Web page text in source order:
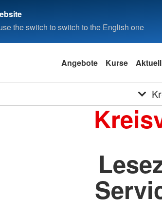
the switch to switch to the English one
Angebote Kurse Aktuell